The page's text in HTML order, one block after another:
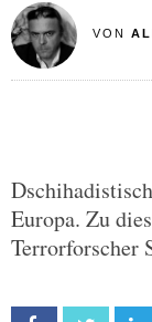
VON
Europa. Zu
Terrorforscher